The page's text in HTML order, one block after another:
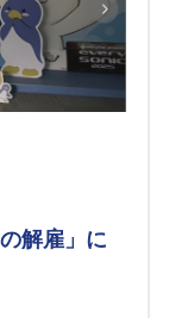
解雇」に